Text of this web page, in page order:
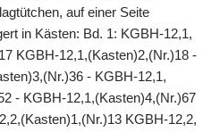
auf einer Seite
in Kästen: Bd. 1: KGBH-12,1,
KGBH-12,1,(Kasten)2,(Nr.)18 -
- KGBH-12,1,
- KGBH-12,1,(Kasten)4,(Nr.)67
KGBH-12,2,